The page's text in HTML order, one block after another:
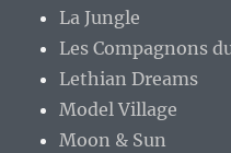
La Jungle
Les Compagnons
Lethian Dreams
Model Village
Moon & Sun